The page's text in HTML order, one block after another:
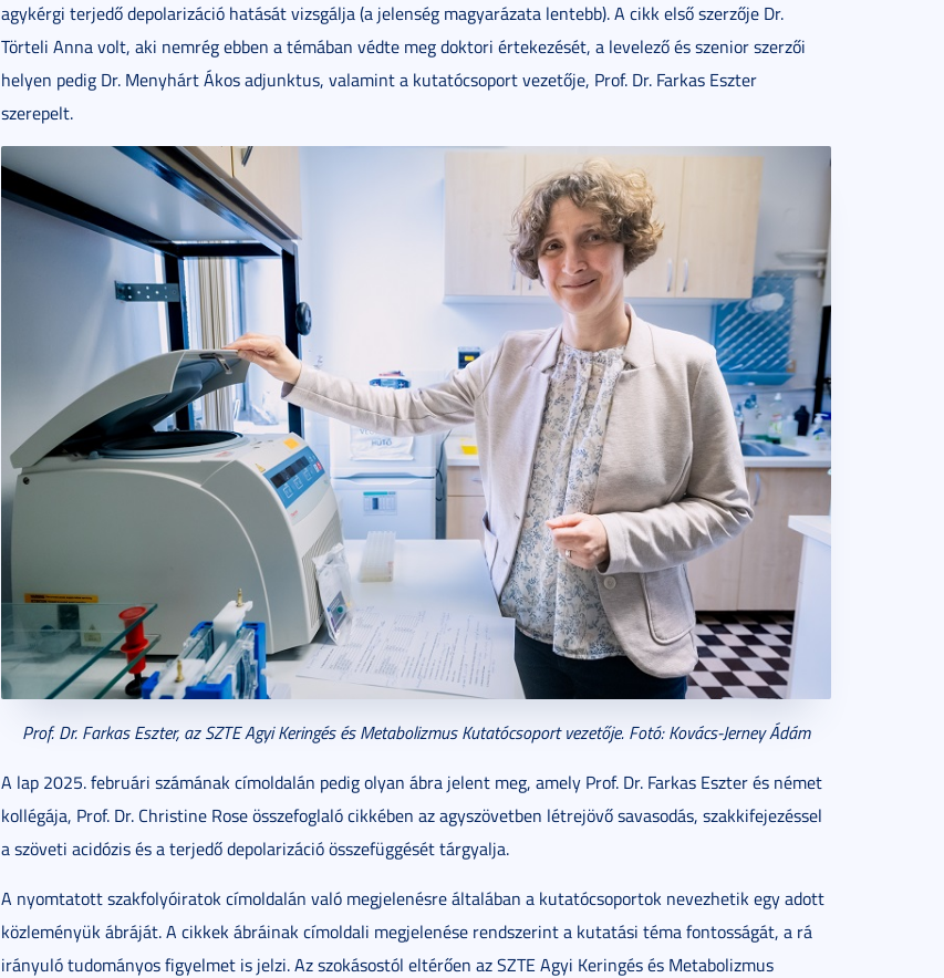
agykérgi terjedő depolarizáció hatását vizsgálja (a jelenség magyarázata lentebb). A cikk első szerzője Dr.
Törteli Anna volt, aki nemrég ebben a témában védte meg doktori értekezését, a levelező és szenior szerzői
helyen pedig Dr. Menyhárt Ákos adjunktus, valamint a kutatócsoport vezetője, Prof. Dr. Farkas Eszter
szerepelt.
Prof. Dr. Farkas Eszter, az SZTE Agyi Keringés és Metabolizmus Kutatócsoport vezetője. Fotó: Kovács-Jerney Ádám
A lap 2025. februári számának címoldalán pedig olyan ábra jelent meg, amely Prof. Dr. Farkas Eszter és német
kollégája, Prof. Dr. Christine Rose összefoglaló cikkében az agyszövetben létrejövő savasodás, szakkifejezéssel
a szöveti acidózis és a terjedő depolarizáció összefüggését tárgyalja.
A nyomtatott szakfolyóiratok címoldalán való megjelenésre általában a kutatócsoportok nevezhetik egy adott
közleményük ábráját. A cikkek ábráinak címoldali megjelenése rendszerint a kutatási téma fontosságát, a rá
irányuló tudományos figyelmet is jelzi. Az szokásostól eltérően az SZTE Agyi Keringés és Metabolizmus